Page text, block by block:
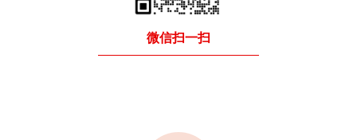
微信扫一扫